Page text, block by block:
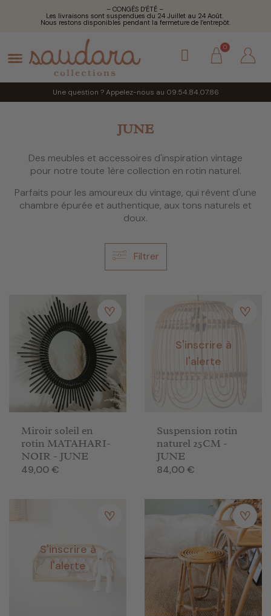
– CONGÉS D’ÉTÉ –
Les livraisons sont suspendues du 24 Juillet au 24 Août.
Nous restons disponibles pendant la fermeture de l’entrepôt.
Une question ? Appelez-nous au 09.54.84.07.86
JUNE
Des meubles et accessoires d'inspiration vintage
pour notre toute 1ère collection en rotin naturel.
Parfaits pour les amoureux du vintage, qui rêvent d'une
chambre épurée et authentique, aux tons naturels et
doux.
Filtrer
Miroir soleil en
rotin MATAHARI-
NOIR - JUNE
Prix
49,00 €
S'inscrire à
l'alerte
Suspension rotin
naturel 25CM -
JUNE
Prix
84,00 €
S'inscrire à
l'alerte